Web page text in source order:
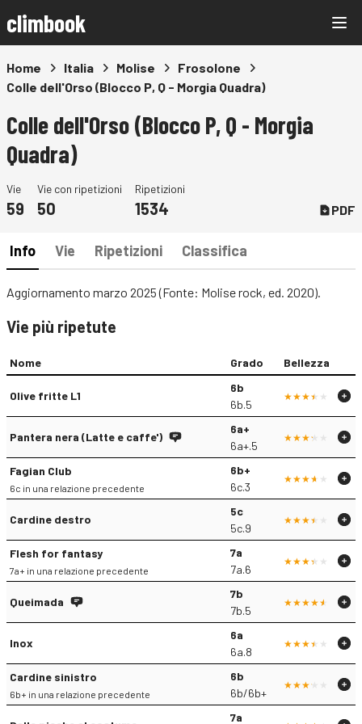
climbook
Home Italia Molise
Frosolone
Colle dell'Orso (Blocco P, Q - Morgia Quadra)
Colle dell'Orso (Blocco P, Q - Morgia
Quadra)
Vie
59
Vie con ripetizioni
50
Ripetizioni
1534 PDF
Info Vie Ripetizioni Classifica
Aggiornamento marzo 2025 (Fonte: Molise rock, ed. 2020).
Vie più ripetute
Nome Grado Bellezza
Olive fritte L1
6b
6b.5
Pantera nera (Latte e caffe')
6a+
6a+.5
Fagian Club
6c in una relazione precedente
6b+
6c.3
Cardine destro
5c
5c.9
Flesh for fantasy
7a+ in una relazione precedente
7a
7a.6
Queimada
7b
7b.5
Inox
6a
6a.8
Cardine sinistro
6b+ in una relazione precedente
6b
6b/6b+
7a